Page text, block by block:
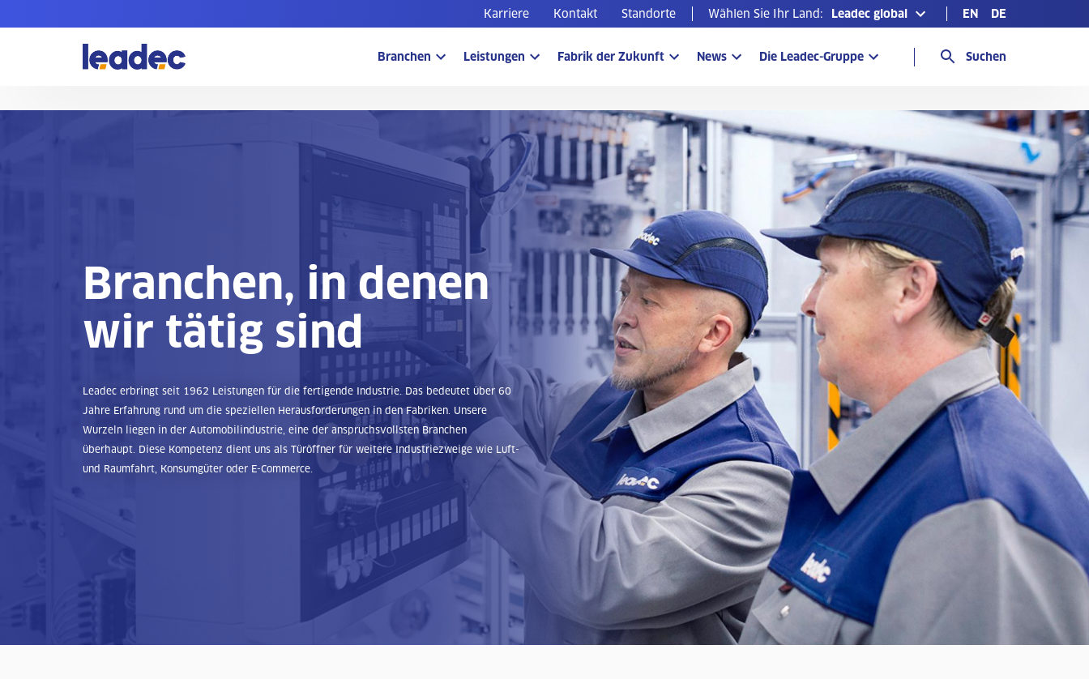
Karriere Kontakt Standorte Wählen Sie Ihr Land: Leadec global EN DE
Zur
Homepage
Branchen Leistungen Fabrik der Zukunft News Die Leadec-Gruppe Suchen
Branchen, in denen
wir tätig sind
Leadec erbringt seit 1962 Leistungen für die fertigende Industrie. Das bedeutet über 60
Jahre Erfahrung rund um die speziellen Herausforderungen in den Fabriken. Unsere
Wurzeln liegen in der Automobilindustrie, eine der anspruchsvollsten Branchen
überhaupt. Diese Kompetenz dient uns als Türöffner für weitere Industriezweige wie Luft-
und Raumfahrt, Konsumgüter oder E-Commerce.